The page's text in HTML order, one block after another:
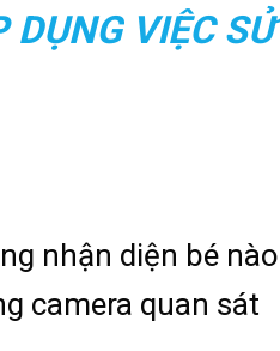
DỤNG VIỆC SỬ
nhận diện bé nào
camera quan sát